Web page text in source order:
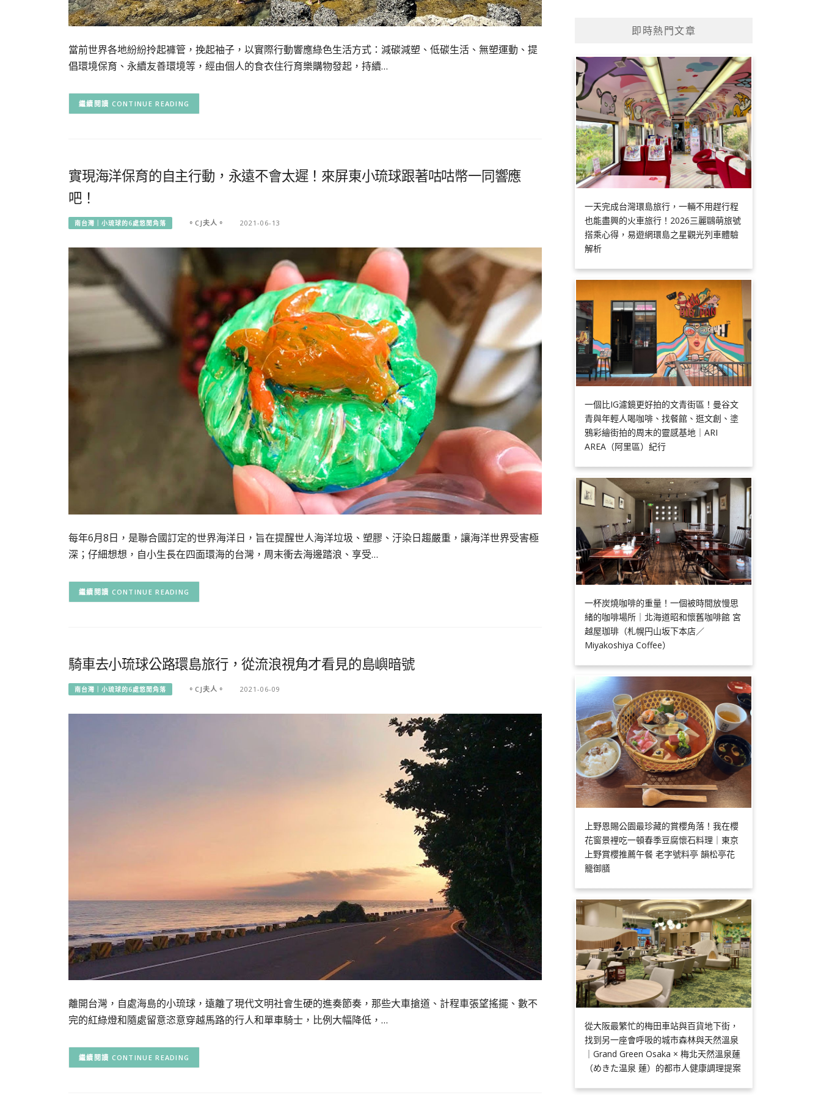
當前世界各地紛紛拎起褲管，挽起袖子，以實際行動響應綠色生活方式：減碳減塑、低碳生活、無塑運動、提
倡環境保育、永續友善環境等，經由個人的食衣住行育樂購物發起，持續…
CONTINUE READING
實現海洋保育的自主行動，永遠不會太遲！來屏東小琉球跟著咕咕幣一同響應
吧！
南台灣｜小琉球的6處悠閒角落 。CJ夫人。 2021-06-13
每年6月8日，是聯合國訂定的世界海洋日，旨在提醒世人海洋垃圾、塑膠、汙染日趨嚴重，讓海洋世界受害極
深；仔細想想，自小生長在四面環海的台灣，周末衝去海邊踏浪、享受…
CONTINUE READING
騎車去小琉球公路環島旅行，從流浪視角才看見的島嶼暗號
南台灣｜小琉球的6處悠閒角落 。CJ夫人。 2021-06-09
離開台灣，自處海島的小琉球，遠離了現代文明社會生硬的進奏節奏，那些大車搶道、計程車張望搖擺、數不
完的紅綠燈和隨處留意恣意穿越馬路的行人和單車騎士，比例大幅降低，…
CONTINUE READING
即時熱門文章
一天完成台灣環島旅行，一輛不用趕行程
也能盡興的火車旅行！2026三麗鷗萌旅號
搭乘心得，易遊網環島之星觀光列車體驗
解析
一個比IG濾鏡更好拍的文青街區！曼谷文
青與年輕人喝咖啡、找餐館、逛文創、塗
鴉彩繪街拍的周末的靈感基地｜ARI
AREA（阿里區）紀行
一杯炭燒咖啡的重量！一個被時間放慢思
緒的咖啡場所｜北海道昭和懷舊咖啡館 宮
越屋珈琲（札幌円山坂下本店／
Miyakoshiya Coffee）
上野恩賜公園最珍藏的賞櫻角落！我在櫻
花窗景裡吃一頓春季豆腐懷石料理｜東京
上野賞櫻推薦午餐 老字號料亭 韻松亭花
籠御膳
從大阪最繁忙的梅田車站與百貨地下街，
找到另一座會呼吸的城市森林與天然溫泉
｜Grand Green Osaka × 梅北天然溫泉蓮
（めきた温泉 蓮）的都市人健康調理提案